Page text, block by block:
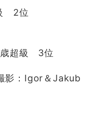
2位
歳超級 3位
影：Igor＆Jakub